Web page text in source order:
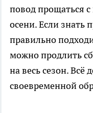
повод прощаться
осени. Если знать
правильно
можно продлить
на весь сезон. Всё
своевременной